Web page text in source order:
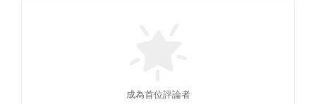
成為首位評論者